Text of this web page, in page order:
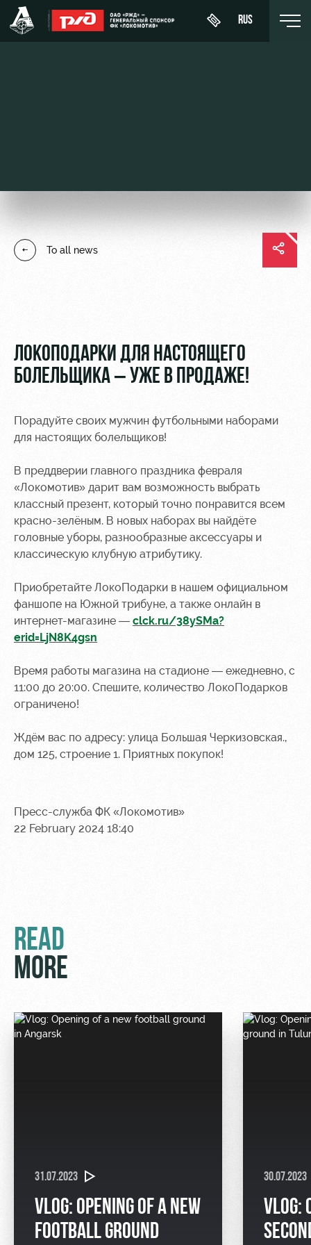
RUS
Players
Photo
ticket
VIP Boxes
ВИП-ЗОНЫ
Disabled
supporters
Sponsors
RZD Arena
Events
Hosting
Fields
rent
Space
rentals
Ice palace
activities
Локо
Старт
Локо-Лето
Our fans
Банковская
карта
«Локомотив»
Wallpapers
A fan card
Loyalty
program
Информация
To all news
ЛОКОПОДАРКИ ДЛЯ НАСТОЯЩЕГО
БОЛЕЛЬЩИКА – УЖЕ В ПРОДАЖЕ!
Порадуйте своих мужчин футбольными наборами
для настоящих болельщиков!
В преддверии главного праздника февраля
«Локомотив» дарит вам возможность выбрать
классный презент, который точно понравится всем
красно-зелёным. В новых наборах вы найдёте
головные уборы, разнообразные аксессуары и
классическую клубную атрибутику.
Приобретайте ЛокоПодарки в нашем официальном
фаншопе на Южной трибуне, а также онлайн в
интернет-магазине — clck.ru/38ySMa?
erid=LjN8K4gsn
Время работы магазина на стадионе — ежедневно, с
11:00 до 20:00. Спешите, количество ЛокоПодарков
ограничено!
Ждём вас по адресу: улица Большая Черкизовская.,
дом 125, строение 1. Приятных покупок!
Пресс-служба ФК «Локомотив»
22 February 2024 18:40
READ
MORE
31.07.2023
VLOG: OPENING OF A NEW
FOOTBALL GROUND
30.07.2023
VLOG: